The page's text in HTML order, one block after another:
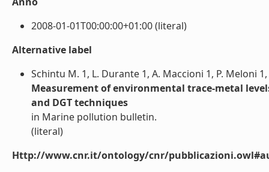
2008-01-01T00:00:00+01:00 (literal)
Alternative label
Schintu M. 1, L. Durante 1, A. Maccioni 1, P. Meloni
Measurement of environmental trace-metal
and DGT techniques
in Marine pollution bulletin.
(literal)
Http://www.cnr.it/ontology/cnr/